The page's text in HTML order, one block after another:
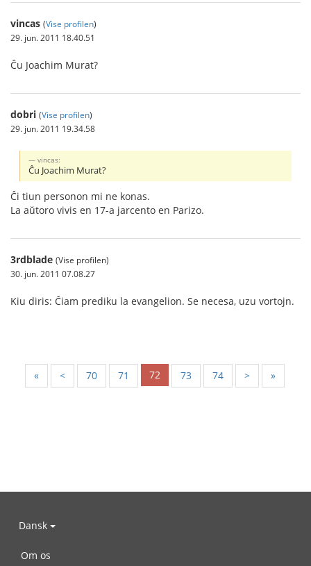
vincas (Vise profilen)
29. jun. 2011 18.40.51
Ĉu Joachim Murat?
dobri (Vise profilen)
29. jun. 2011 19.34.58
vincas:
Ĉu Joachim Murat?
Ĉi tiun personon mi ne konas.
La aŭtoro vivis en 17-a jarcento en Parizo.
3rdblade (Vise profilen)
30. jun. 2011 07.08.27
Kiu diris: Ĉiam prediku la evangelion. Se necesa, uzu vortojn.
« < 70 71 72 73 74 > »
Dansk
Om os